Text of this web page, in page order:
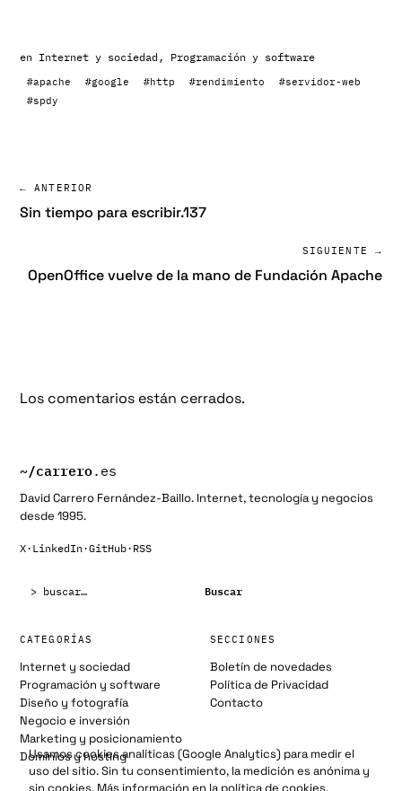
en Internet y sociedad , Programación y software
#apache #google #http #rendimiento
#servidor-web
#spdy
← ANTERIOR
Sin tiempo para escribir.137
SIGUIENTE →
OpenOffice vuelve de la mano de Fundación Apache
Los comentarios están cerrados.
~/carrero.es
David Carrero Fernández-Baillo. Internet, tecnología y negocios
desde 1995.
X· LinkedIn·GitHub· RSS
Buscar
CATEGORÍAS
Internet y sociedad
Programación y software
Diseño y fotografía
Negocio e inversión
Marketing y posicionamiento
Dominios y hosting
SECCIONES
Boletín de novedades
Política de Privacidad
Contacto
Usamos cookies analíticas (Google Analytics) para medir el
uso del sitio. Sin tu consentimiento, la medición es anónima y
sin cookies. Más información en la política de cookies.